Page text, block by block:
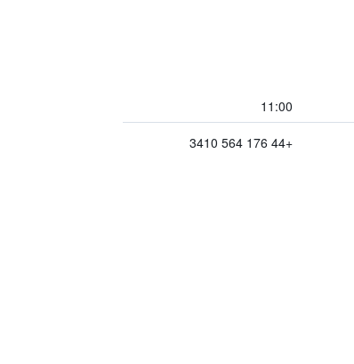
11:00
+44 176 564 3410